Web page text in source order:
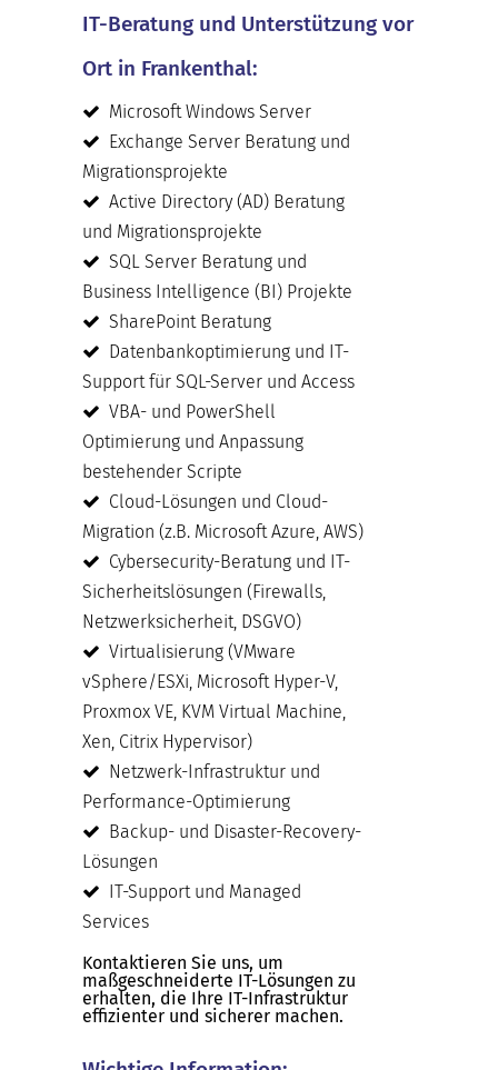
IT-Beratung und Unterstützung vor
Ort in Frankenthal:
Microsoft Windows Server
Exchange Server Beratung und
Migrationsprojekte
Active Directory (AD) Beratung
und Migrationsprojekte
SQL Server Beratung und
Business Intelligence (BI) Projekte
SharePoint Beratung
Datenbankoptimierung und IT-
Support für SQL-Server und Access
VBA- und PowerShell
Optimierung und Anpassung
bestehender Scripte
Cloud-Lösungen und Cloud-
Migration (z.B. Microsoft Azure, AWS)
Cybersecurity-Beratung und IT-
Sicherheitslösungen (Firewalls,
Netzwerksicherheit, DSGVO)
Virtualisierung (VMware
vSphere/ESXi, Microsoft Hyper-V,
Proxmox VE, KVM Virtual Machine,
Xen, Citrix Hypervisor)
Netzwerk-Infrastruktur und
Performance-Optimierung
Backup- und Disaster-Recovery-
Lösungen
IT-Support und Managed
Services
Kontaktieren Sie uns, um
maßgeschneiderte IT-Lösungen zu
erhalten, die Ihre IT-Infrastruktur
effizienter und sicherer machen.